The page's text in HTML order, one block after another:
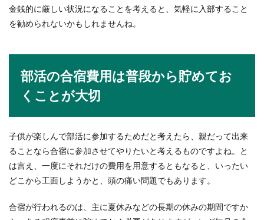
退職する人に贈り物をしたい！バイト
の場合はこんなプレゼント！
バイトの仲間が退職する時に、何か記念にプレゼ
からないと悩...
金銭的に厳しい状況になることを考えると、気軽に入部すること
を勧められないかもしれませんね。
部活の合宿費用は普段から貯めてお
くことが大切
子供が楽しんで部活に参加するためだと考えたら、親だって出来
ることなら合宿に参加させてやりたいと考えるものですよね。と
は言え、一度にそれだけの費用を用意するともなると、いったい
どこから工面しようかと、頭の痛い問題でもあります。
合宿が行われるのは、主に夏休みなどの長期の休みの期間ですか